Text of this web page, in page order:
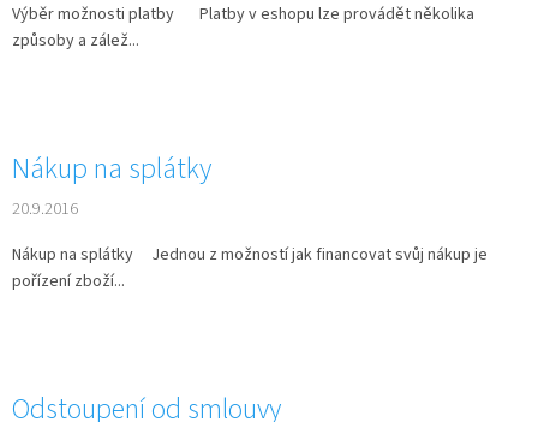
Výběr možnosti platby Platby v eshopu lze provádět několika
způsoby a zálež...
Nákup na splátky
20.9.2016
Nákup na splátky Jednou z možností jak financovat svůj nákup je
pořízení zboží...
Odstoupení od smlouvy